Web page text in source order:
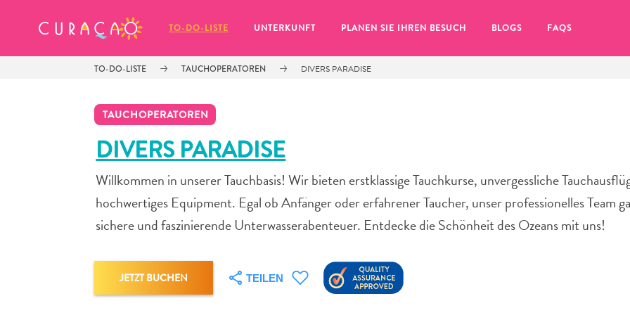
TO-DO-LISTE UNTERKUNFT PLANEN SIE IHREN BESUCH BLOGS FAQS
TO-DO-LISTE TAUCHOPERATOREN DIVERS PARADISE
TAUCHOPERATOREN
DIVERS PARADISE
Willkommen in unserer Tauchbasis! Wir bieten erstklassige Tauchkurse, unvergessliche
hochwertiges Equipment. Egal ob Anfänger oder erfahrener Taucher, unser professionelles Team
sichere und faszinierende Unterwasserabenteuer. Entdecke die Schönheit des Ozeans mit uns!
JETZT BUCHEN TEILEN
MEINE FAVORITEN
Es schaut so aus, als ob Sie noch
gespeichert haben.
Wenn Sie etwas für später speichern möchten, klicken Sie auf das